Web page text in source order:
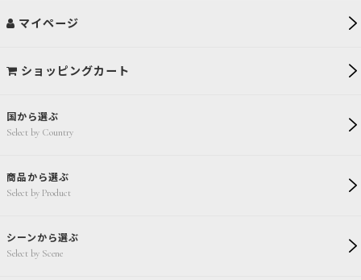
国から選ぶ
Select by Country
商品から選ぶ
Select by Product
シーンから選ぶ
Select by Scene
マイページ
ショッピングカート